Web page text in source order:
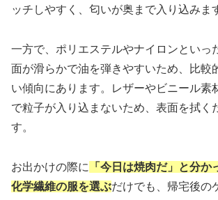
ッチしやすく、匂いが奥まで入り込みま
一方で、ポリエステルやナイロンといっ
面が滑らかで油を弾きやすいため、比較
い傾向にあります。レザーやビニール素
で粒子が入り込まないため、表面を拭く
す。
お出かけの際に
「今日は焼肉だ」と分か
化学繊維の服を選ぶだけでも、帰宅後の